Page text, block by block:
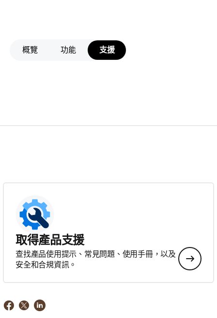
概覽 功能 支援
取得產品支援
查找產品使用提示、常見問題、使用手冊，以及
安全和合規資訊。